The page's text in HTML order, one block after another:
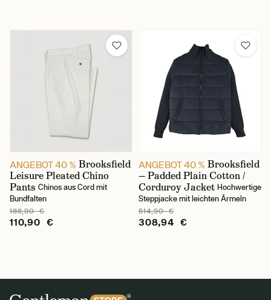
ANGEBOT 40 % Brooksfield
Leisure Pleated Chino
Pants Chinos aus Cord mit
Bundfalten
186,90 €
110,90 €
ANGEBOT 40 % Brooksfield
— Padded Plain Cotton /
Corduroy Jacket Hochwertige
Steppjacke mit leichten Ärmeln
514,90 €
308,94 €